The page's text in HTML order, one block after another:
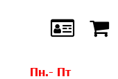
Пн.- Пт